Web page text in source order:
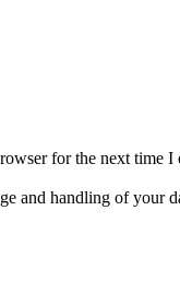
for the next time I
and handling of your